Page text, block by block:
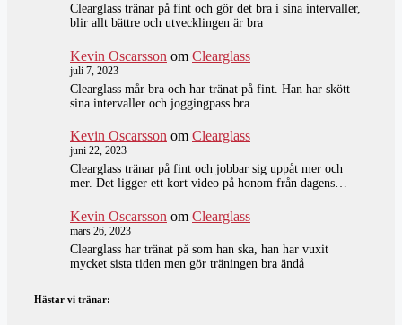
Clearglass tränar på fint och gör det bra i sina intervaller,
blir allt bättre och utvecklingen är bra
Kevin Oscarsson om Clearglass
juli 7, 2023
Clearglass mår bra och har tränat på fint. Han har skött
sina intervaller och joggingpass bra
Kevin Oscarsson om Clearglass
juni 22, 2023
Clearglass tränar på fint och jobbar sig uppåt mer och
mer. Det ligger ett kort video på honom från dagens…
Kevin Oscarsson om Clearglass
mars 26, 2023
Clearglass har tränat på som han ska, han har vuxit
mycket sista tiden men gör träningen bra ändå
Hästar vi tränar: